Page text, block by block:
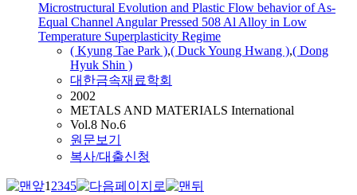
Microstructural Evolution and Plastic Flow behavior of As-
Equal Channel Angular Pressed 508 Al Alloy in Low
Temperature Superplasticity Regime
( Kyung Tae Park ),( Duck Young Hwang ),( Dong
Hyuk Shin )
대한금속재료학회
2002
METALS AND MATERIALS International
Vol.8 No.6
원문보기
복사/대출신청
12345